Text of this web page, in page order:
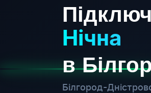
Нічна
в
Білгород-